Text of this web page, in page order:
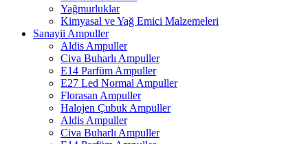
Yağmurluklar
Kimyasal ve Yağ Emici Malzemeleri
Sanayii Ampuller
Aldis Ampuller
Civa Buharlı Ampuller
E14 Parfüm Ampuller
E27 Led Normal Ampuller
Florasan Ampuller
Halojen Çubuk Ampuller
Aldis Ampuller
Civa Buharlı Ampuller